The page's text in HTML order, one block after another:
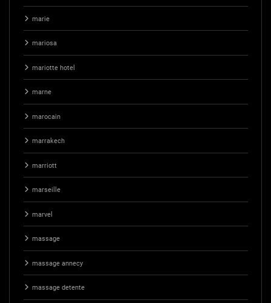
marie
mariosa
mariotte hotel
marne
marocain
marrakech
marriott
marseille
marvel
massage
massage annecy
massage detente